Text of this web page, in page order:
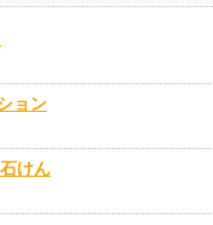
ョン
けん